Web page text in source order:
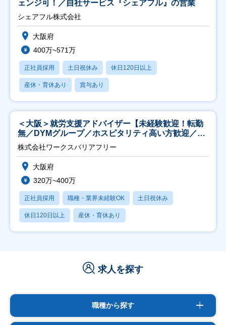
ェンジ可！／自社サービス『シェアフル』の営業
シェアフル株式会社
大阪府
400万~571万
正社員採用 土日祝休み 休日120日以上
産休・育休あり 賞与あり
＜大阪＞就労支援アドバイザー【未経験歓迎！転勤
無／DYMグループ／ホスピタリティ高い方歓迎／土
日祝】
株式会社ワークスバリアフリー
大阪府
320万~400万
正社員採用 職種・業界未経験OK 土日祝休み
休日120日以上 産休・育休あり
求人を探す
職種から探す